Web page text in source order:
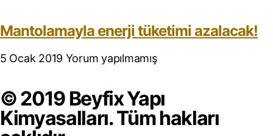
Mantolamayla enerji tüketimi azalacak!
5 Ocak 2019 Yorum yapılmamış
© 2019 Beyfix Yapı
Kimyasalları. Tüm hakları